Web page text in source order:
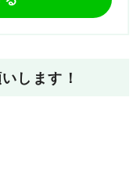
します！